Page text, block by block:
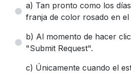
a) Tan pronto como los
franja de color rosado en el
b) Al momento de hacer
"Submit Request".
c) Únicamente cuando el